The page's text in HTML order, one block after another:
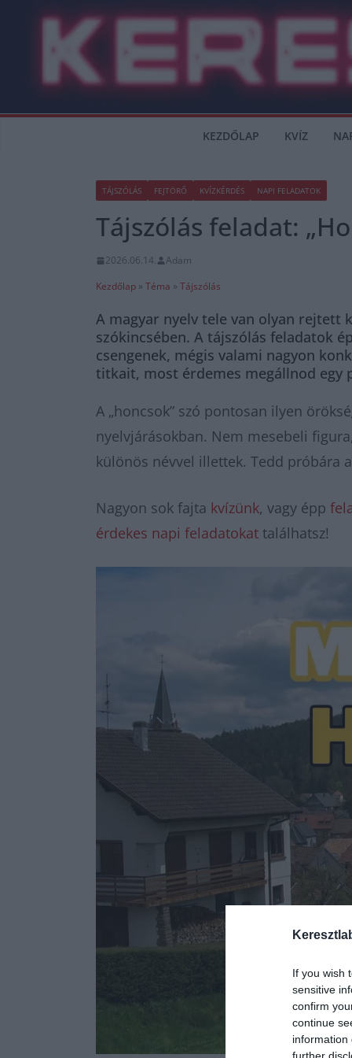
If you wish
sensitive
confirm
continue
information
KEZDŐLAP KVÍZ
TÁJSZÓLÁS FEJTÖRŐ KVÍZKÉRDÉS NAPI FELADATOK
Tájszólás feladat:
2026.06.14.
Adam
Kezdőlap » Téma » Tájszólás
A magyar nyelv tele van olyan rejtett
szókincsében. A tájszólás feladatok
csengenek, mégis valami nagyon
titkait, most érdemes megállnod egy
A „honcsok” szó pontosan ilyen
nyelvjárásokban. Nem mesebeli
különös névvel illettek. Tedd próbára
Nagyon sok fajta kvízünk, vagy épp
érdekes napi feladatokat találhatsz!